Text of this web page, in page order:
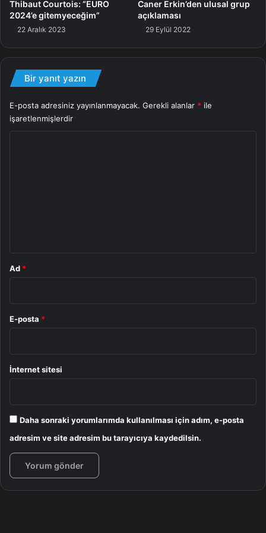
Thibaut Courtois: “EURO
2024’e gitemyeceğim”
22 Aralık 2023
Caner Erkin’den ulusal grup
açıklaması
29 Eylül 2022
Bir yanıt yazın
E-posta adresiniz yayınlanmayacak. Gerekli alanlar * ile
işaretlenmişlerdir
Ad *
E-posta *
İnternet sitesi
Daha sonraki yorumlarımda kullanılması için adım, e-posta
adresim ve site adresim bu tarayıcıya kaydedilsin.